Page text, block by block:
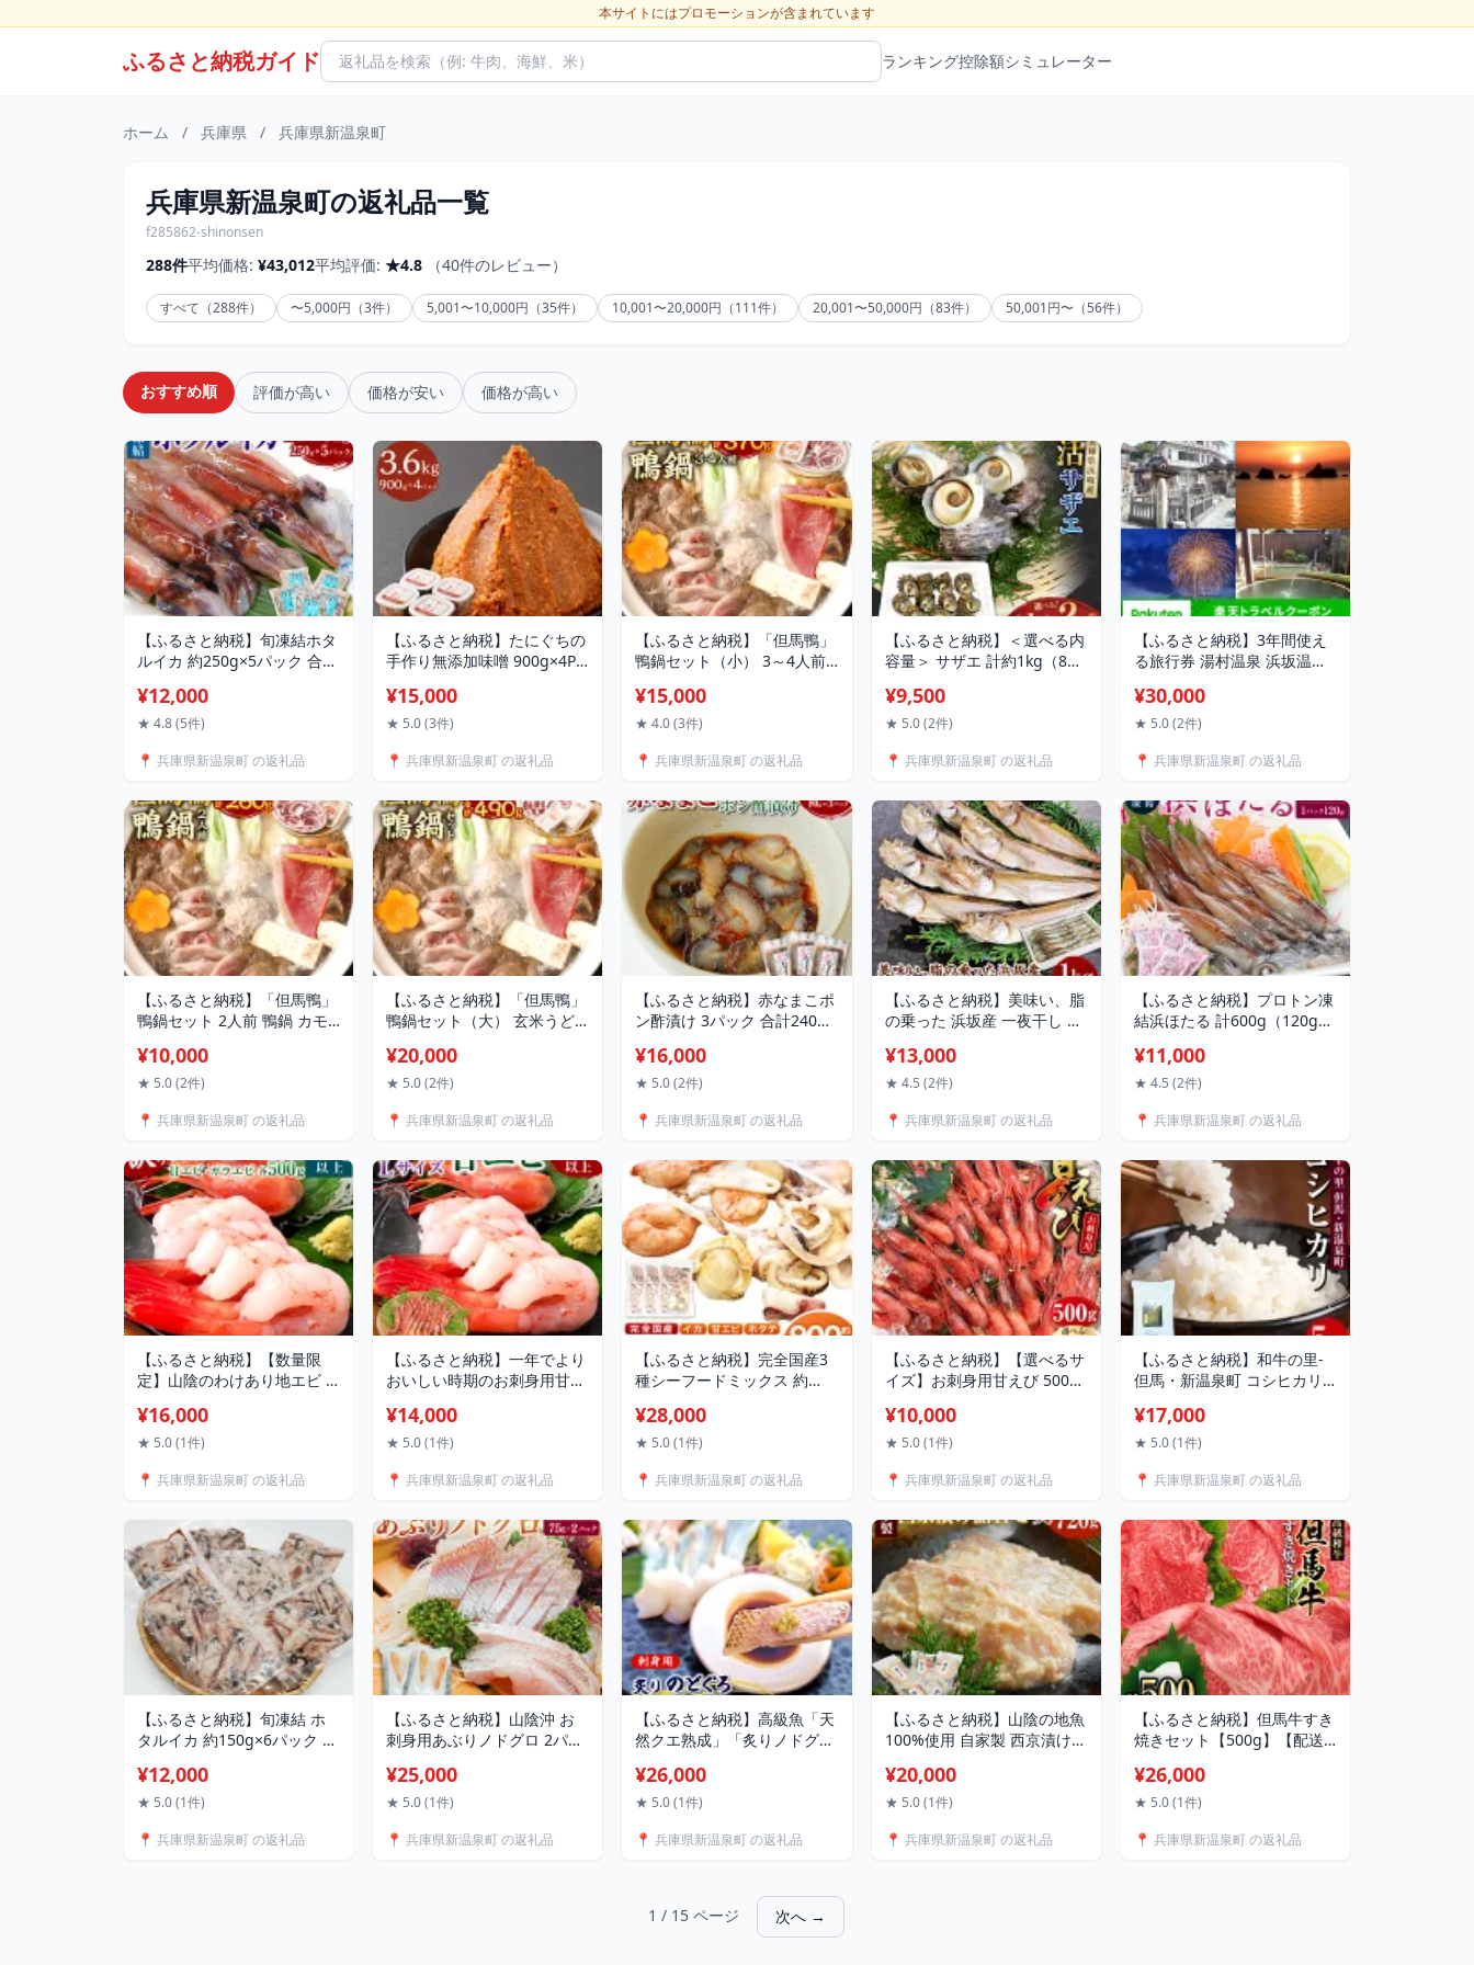
本サイトにはプロモーションが含まれています
ふるさと納税ガイド ランキング控除額シミュレーター
ホーム / 兵庫県 / 兵庫県新温泉町
兵庫県新温泉町の返礼品一覧
f285862-shinonsen
288件平均価格: ¥43,012平均評価: ★4.8 （40件のレビュー）
すべて（288件） 〜5,000円（3件） 5,001〜10,000円（35件） 10,001〜20,000円（111件） 20,001〜50,000円（83件） 50,001円〜（56件）
おすすめ順 評価が高い 価格が安い 価格が高い
【ふるさと納税】旬凍結ホタ
ルイカ 約250g×5パック 合計
カ いか イカ 海鮮 魚介 刺身
刺し身 沖漬け 旬凍結 3Dフリ
【3D凍結】【配送不可地
以降順次発送予定】 兵庫県
新温泉町 送料無料
¥12,000
★ 4.8 (5件)
📍 兵庫県新温泉町 の返礼品
【ふるさと納税】たにぐちの
手作り無添加味噌 900g×4P
手作り 無添加 米糀 白大豆 天
然塩 味噌汁 みそ汁 味噌焼き
【配送不可地域：離島】
町 送料無料
¥15,000
★ 5.0 (3件)
📍 兵庫県新温泉町 の返礼品
【ふるさと納税】「但馬鴨」
鴨鍋セット（小） 3～4人前
合鴨肉ロース もも モモ肉 鴨
ガラ 鴨出汁 但馬鴨 つくね 鍋
【配送不可地域：離島】
町 送料無料
¥15,000
★ 4.0 (3件)
📍 兵庫県新温泉町 の返礼品
【ふるさと納税】＜選べる内
容量＞ サザエ 計約1kg（8個
30個） さざえ 殻付き 貝 魚
貝類 魚介類 水産物 海鮮 つぼ
ョ 料理 冷蔵 兵庫県産 国産
¥9,500
★ 5.0 (2件)
📍 兵庫県新温泉町 の返礼品
【ふるさと納税】3年間使え
る旅行券 湯村温泉 浜坂温泉
対象施設で使える楽天トラベ
ルクーポン 旅行券 兵庫県 新
ホテル 宿泊 宿 国内旅行 観光
温泉 宿泊券 ギフト 寄付額
30,000円
¥30,000
★ 5.0 (2件)
📍 兵庫県新温泉町 の返礼品
【ふるさと納税】「但馬鴨」
鴨鍋セット 2人前 鴨鍋 カモ
ス もも モモ肉 鴨ガラ 鴨出汁
但馬鴨 つくね 鍋 セット お取
域：離島】【1537908】兵庫
¥10,000
★ 5.0 (2件)
📍 兵庫県新温泉町 の返礼品
【ふるさと納税】「但馬鴨」
鴨鍋セット（大） 玄米うど
130g 計490g 20000円 2万円
玄米 うどん 2玉 出汁 ダシ つ
ット お取り寄せ 国産 冷凍
【1537944】 兵庫県 新温泉
町 送料無料
¥20,000
★ 5.0 (2件)
📍 兵庫県新温泉町 の返礼品
【ふるさと納税】赤なまこポ
ン酢漬け 3パック 合計240g
マコ なまこ ナマコ 酢 ポン酢
ポン酢漬け 海鮮 3Dフリーザ
凍結】【配送不可地域：離
温泉町 送料無料
¥16,000
★ 5.0 (2件)
📍 兵庫県新温泉町 の返礼品
【ふるさと納税】美味い、脂
の乗った 浜坂産 一夜干し ハ
はた 干物 干し魚 干しハタ 干
し物 魚介 1kg おつまみ 惣菜
兵庫県 新温泉町 送料無料
¥13,000
★ 4.5 (2件)
📍 兵庫県新温泉町 の返礼品
【ふるさと納税】プロトン凍
結浜ほたる 計600g（120g×5
るいか ホタルイカ いか イカ
生ほたるいか お刺身 刺し身
海鮮 魚介 新鮮 お取り寄せ 冷
¥11,000
★ 4.5 (2件)
📍 兵庫県新温泉町 の返礼品
【ふるさと納税】【数量限
定】山陰のわけあり地エビ 2
エビ各500g以上×2種） お刺
身可 訳あり 訳アリ 海老 えび
ドロエビ 食べ比べ セット 海
兵庫県 新温泉町 送料無料
¥16,000
★ 5.0 (1件)
📍 兵庫県新温泉町 の返礼品
【ふるさと納税】一年でより
おいしい時期のお刺身用甘エ
以上 30匹前後 えび 海老 エ
ビ 甘エビ 甘海老 甘えび あま
凍 お取り寄せ【配送不可地
県 新温泉町 送料無料
¥14,000
★ 5.0 (1件)
📍 兵庫県新温泉町 の返礼品
【ふるさと納税】完全国産3
種シーフードミックス 約
凍 いか イカ えび エビ 海老
甘えび 甘エビ 甘海老 帆立 ほ
ーフード 冷凍 国産 【3D凍
【1152092】 兵庫県 新温泉
町 送料無料
¥28,000
★ 5.0 (1件)
📍 兵庫県新温泉町 の返礼品
【ふるさと納税】【選べるサ
イズ】お刺身用甘えび 500g
イズ30匹前後 えび エビ 海老
甘えび 甘海老 甘エビ お刺し
急速冷凍 冷凍 兵庫県 新温泉
域：離島】【1049614】
¥10,000
★ 5.0 (1件)
📍 兵庫県新温泉町 の返礼品
【ふるさと納税】和牛の里-
但馬・新温泉町 コシヒカリ
米 白米 おこめ コメ こしひか
り 国産 5キロ 兵庫県 新温泉
¥17,000
★ 5.0 (1件)
📍 兵庫県新温泉町 の返礼品
【ふるさと納税】旬凍結 ホ
タルイカ 約150g×6パック 合
タルイカ おつまみ つまみ ア
テ ご飯のお供 兵庫県 新温泉
¥12,000
★ 5.0 (1件)
📍 兵庫県新温泉町 の返礼品
【ふるさと納税】山陰沖 お
刺身用あぶりノドグロ 2パッ
どぐろ ノドグロ 炙り 魚 魚介
海鮮 刺身 刺し身 お刺し身 冷
寄せ【配送不可地域：離島】
¥25,000
★ 5.0 (1件)
📍 兵庫県新温泉町 の返礼品
【ふるさと納税】高級魚「天
然クエ熟成」「炙りノドグ
味凝縮 高鮮度3D凍結 個包装
魚 くえ クエ さく 天然くえ
刺し身 お刺し身 冷凍 お取り
¥26,000
★ 5.0 (1件)
📍 兵庫県新温泉町 の返礼品
【ふるさと納税】山陰の地魚
100%使用 自家製 西京漬け詰
ワラ さわら 赤カレイ 鰈 カレ
イ 真鱈 鱈 たら タラ エボダ
合わせ セット お取り寄せ 冷
¥20,000
★ 5.0 (1件)
📍 兵庫県新温泉町 の返礼品
【ふるさと納税】但馬牛すき
焼きセット【500g】【配送
【1098413】
¥26,000
★ 5.0 (1件)
📍 兵庫県新温泉町 の返礼品
1 / 15 ページ 次へ →